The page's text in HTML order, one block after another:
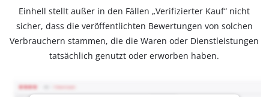
Einhell stellt außer in den Fällen „Verifizierter Kauf“ nicht
sicher, dass die veröffentlichten Bewertungen von solchen
Verbrauchern stammen, die die Waren oder Dienstleistungen
tatsächlich genutzt oder erworben haben.